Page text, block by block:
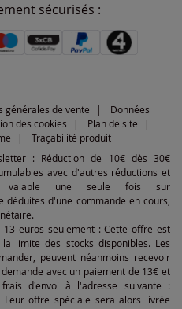
sécurisés :
générales de vente
Données
des cookies
Plan de site
Traçabilité produit
: Réduction de 10€ dès 30€
avec d'autres réductions et
valable une seule fois sur
déduites d'une commande en cours,
euros seulement : Cette offre est
limite des stocks disponibles. Les
peuvent néanmoins recevoir
avec un paiement de 13€ et
d'envoi à l'adresse suivante :
Leur offre spéciale sera alors livrée